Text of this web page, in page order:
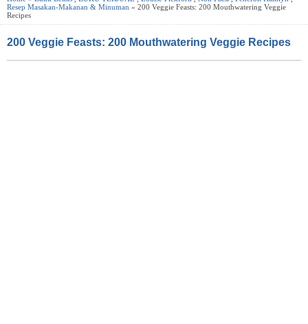
Resep Masakan-Makanan & Minuman » 200 Veggie Feasts: 200 Mouthwatering Veggie
Recipes
200 Veggie Feasts: 200 Mouthwatering Veggie Recipes